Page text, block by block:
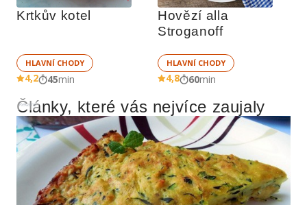
Krtkův kotel
HLAVNÍ CHODY
4,2 45min
Hovězí alla
Stroganoff
HLAVNÍ CHODY
4,8 60min
Reklama
Články, které vás nejvíce zaujaly